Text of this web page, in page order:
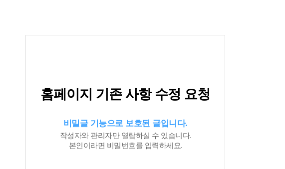
홈페이지 기존 사항 수정 요청
비밀글 기능으로 보호된 글입니다.
작성자와 관리자만 열람하실 수 있습니다.
본인이라면 비밀번호를 입력하세요.